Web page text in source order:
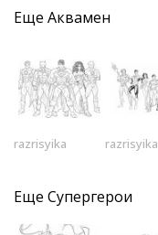
Еще Аквамен
razrisyika razrisyika
Еще Супергерои